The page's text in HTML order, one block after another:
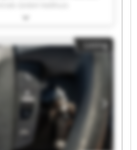
GmbH Holthuis
GmbH Holthuis
GmbH Holthuis
GmbH Holthuis
GmbH Holthuis
GmbH Holthuis
GmbH Holthuis
GmbH Holthuis
GmbH Holthuis
GmbH Holthuis
GmbH Holthuis
Listing